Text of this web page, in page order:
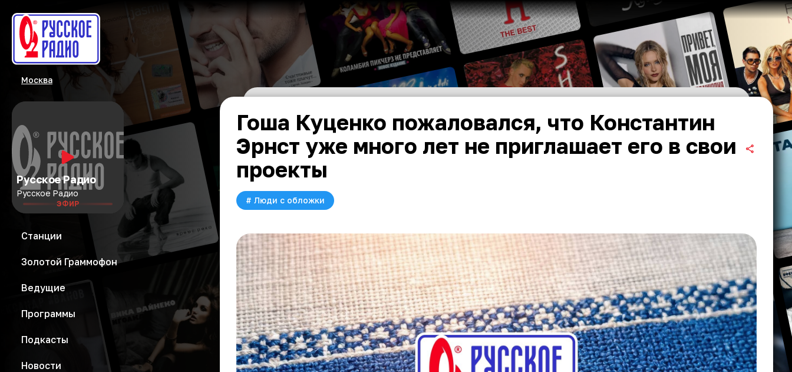
Москва
Русское Радио
Русское Радио
ЭФИР
Станции
Золотой Граммофон
Ведущие
Программы
Подкасты
Новости
Гоша Куценко пожаловался, что Константин
Эрнст уже много лет не приглашает его в свои
проекты
# Люди с обложки